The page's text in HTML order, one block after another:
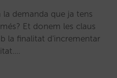
demanda que ja tens
Et donem les claus
la finalitat d'incrementar